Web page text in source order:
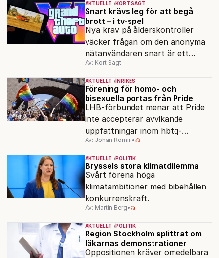
AKTUELLT KORT SAGT
Snart krävs leg för att begå
brott – i tv-spel
Nya krav på ålderskontroller
väcker frågan om den anonyma
nätanvändaren snart är ett
minne blott.
Av: Kort Sagt
AKTUELLT INRIKES
Förening för homo- och
bisexuella portas från Pride
LHB-förbundet menar att Pride
inte accepterar avvikande
uppfattningar inom hbtq-
rörelsen. "Vi har inga problem
med transpersoner", säger
ordföranden Linn Saarinen.
Av: Johan Romin•
AKTUELLT POLITIK
Bryssels stora klimatdilemma
Svårt förena höga
klimatambitioner med bibehållen
konkurrenskraft.
Av: Martin Berg•
AKTUELLT POLITIK
Region Stockholm splittrat om
läkarnas demonstrationer
Oppositionen kräver omedelbara